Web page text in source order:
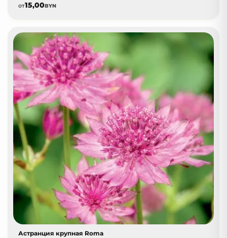
от15,00BYN
Астранция крупная Roma